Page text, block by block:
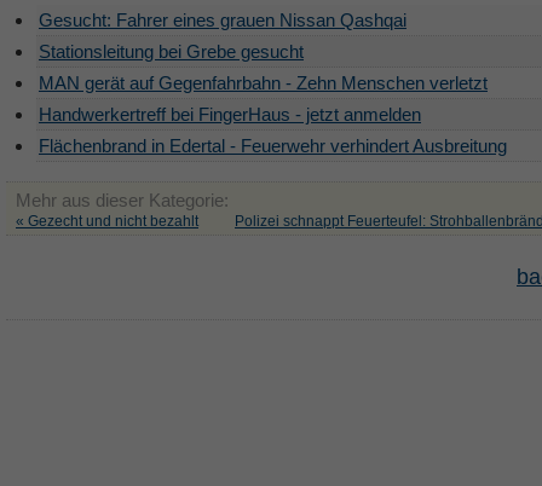
Gesucht: Fahrer eines grauen Nissan Qashqai
Stationsleitung bei Grebe gesucht
MAN gerät auf Gegenfahrbahn - Zehn Menschen verletzt
Handwerkertreff bei FingerHaus - jetzt anmelden
Flächenbrand in Edertal - Feuerwehr verhindert Ausbreitung
Mehr aus dieser Kategorie:
« Gezecht und nicht bezahlt Polizei schnappt Feuerteufel: